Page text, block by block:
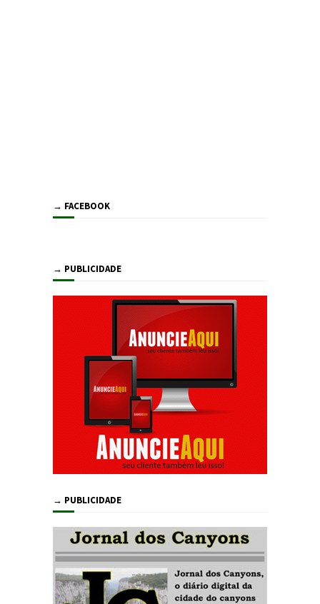
→ FACEBOOK
→ PUBLICIDADE
→ PUBLICIDADE